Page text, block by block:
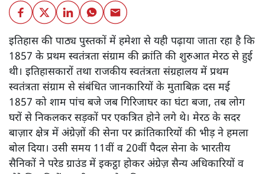
तनवीर जाफ़री
1857 के प्रथम स्वतंत्रता संग्राम की क्रांति की शुरुआत कहाँ से हुई
थी? इस सवाल का जवाब इतिहास की किताबों में मेरठ दर्ज है, लेकिन
एक दावा यह भी है किया जा रहा है कि इसकी शुरुआत अंबाला से हुई
थी। जानिए क्या तर्क दिए गए हैं।